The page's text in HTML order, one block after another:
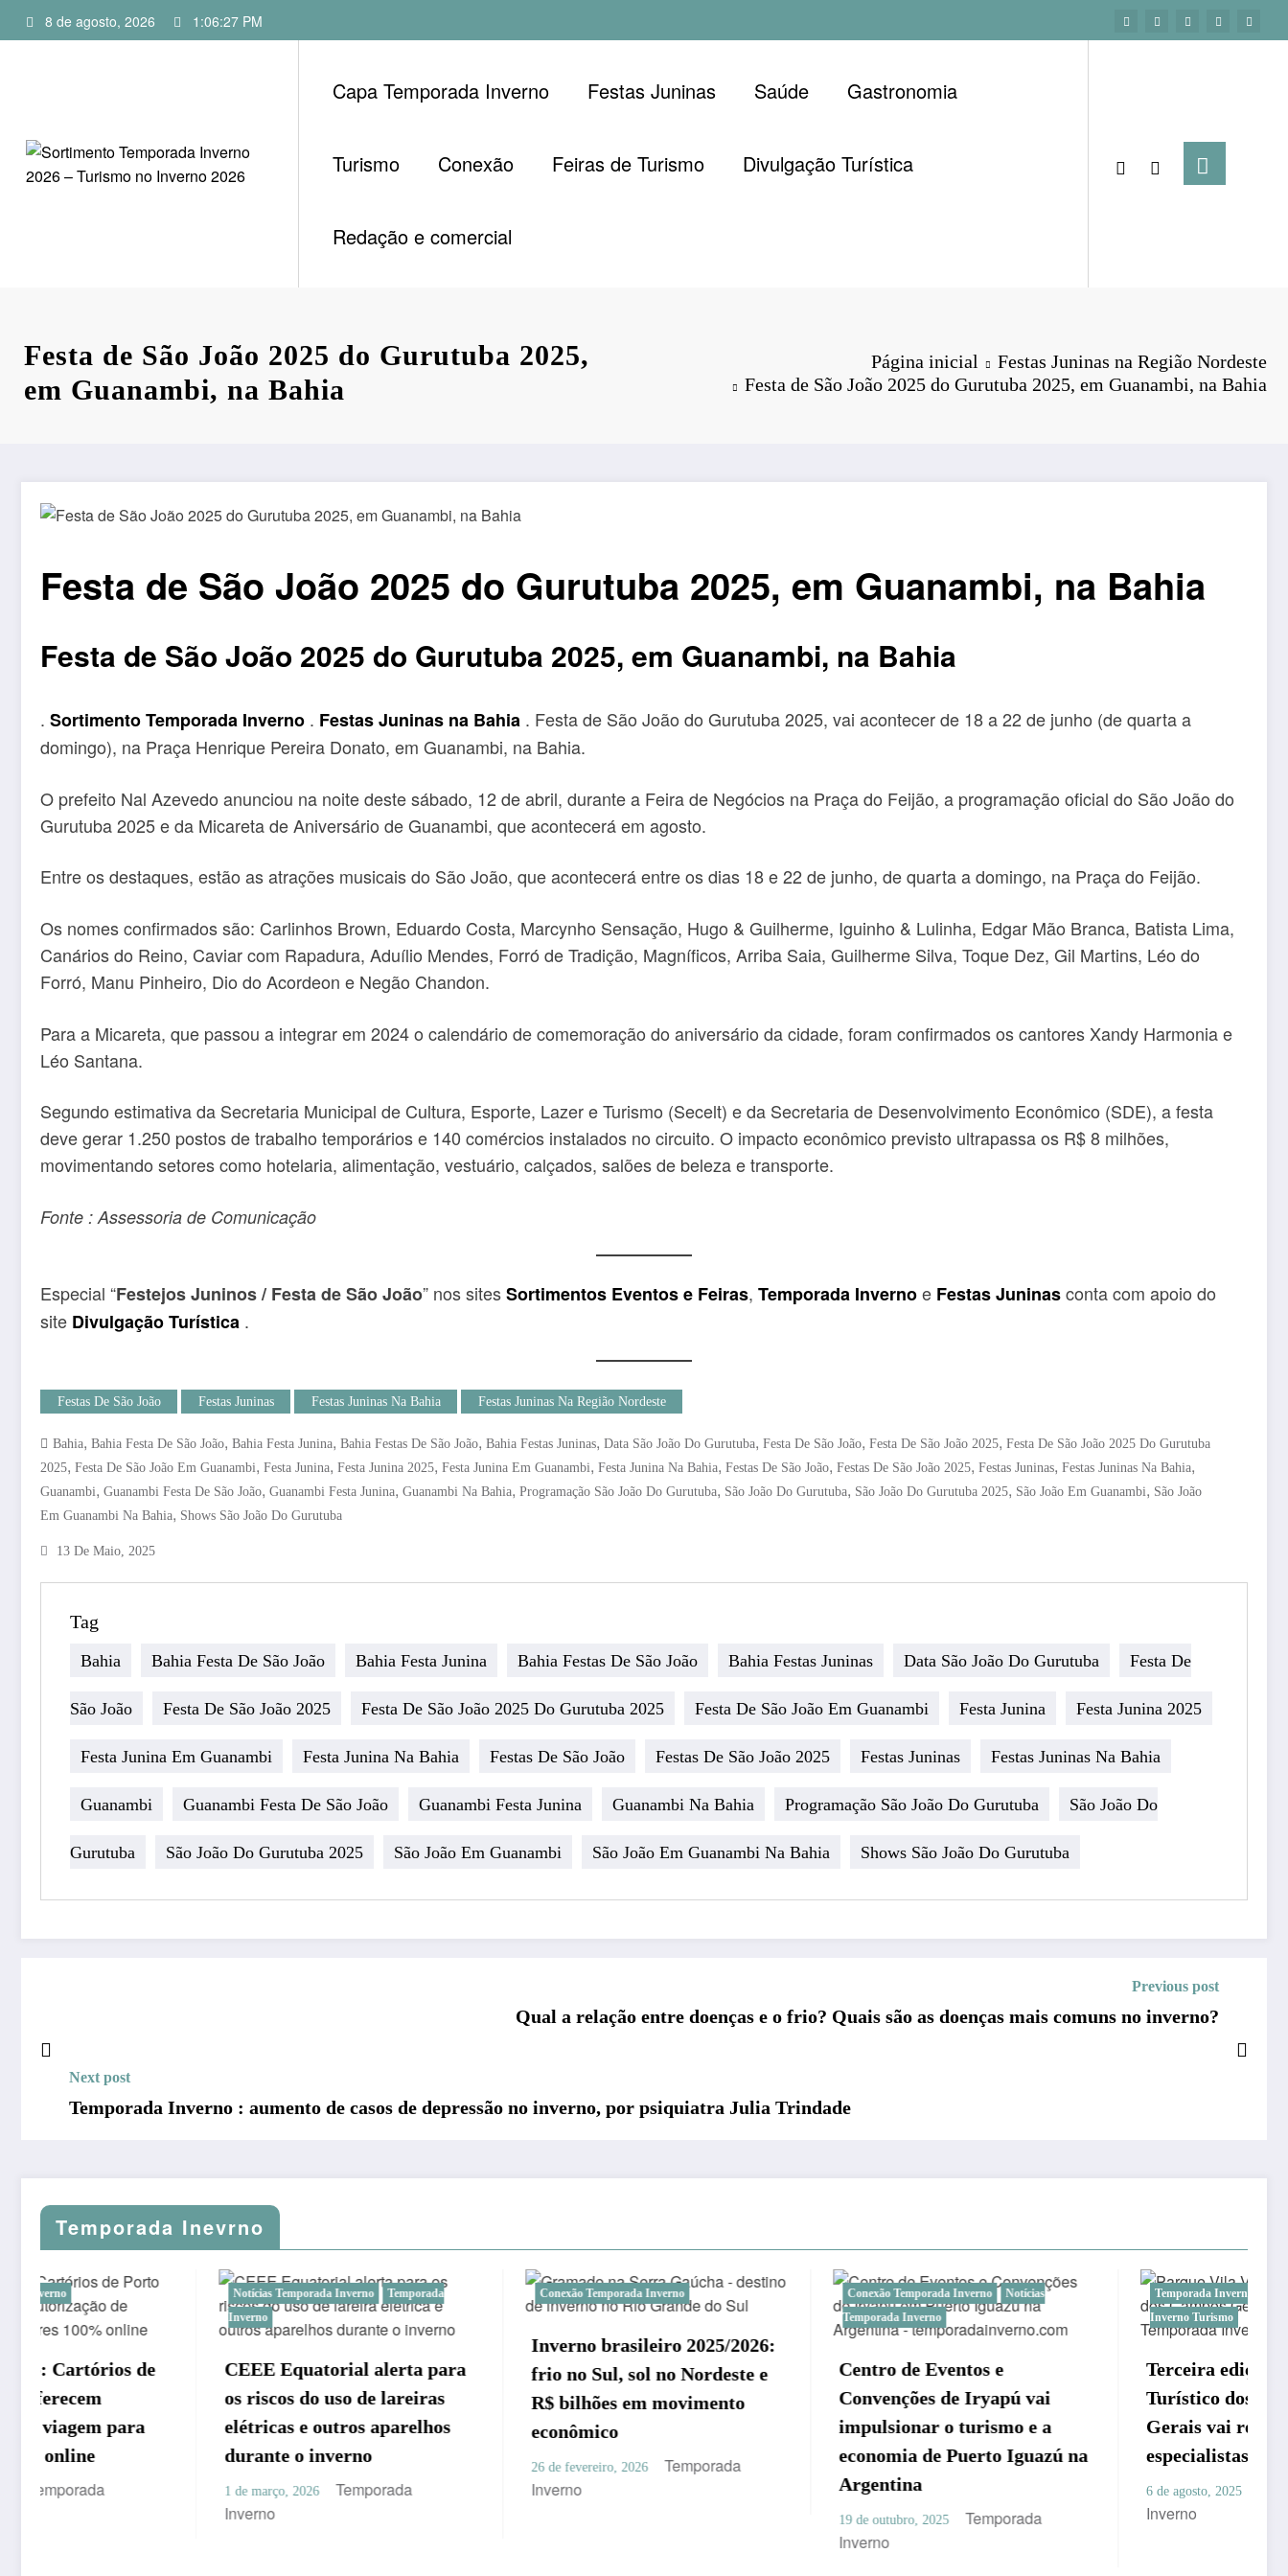
para
8 de agosto, 2026 1:06:28 PM
Capa Temporada Inverno Festas Juninas Saúde Gastronomia
Turismo Conexão Feiras de Turismo Divulgação Turística
Redação e comercial
Festa de São João 2025 do Gurutuba 2025,
em Guanambi, na Bahia
Página inicial
Festas Juninas na Região Nordeste
Festa de São João 2025 do Gurutuba 2025, em Guanambi, na Bahia
Festa de São João 2025 do Gurutuba 2025, em Guanambi, na Bahia
Festa de São João 2025 do Gurutuba 2025, em Guanambi, na Bahia
. Sortimento Temporada Inverno . Festas Juninas na Bahia . Festa de São João do Gurutuba 2025, vai acontecer de 18 a 22 de junho (de quarta a
domingo), na Praça Henrique Pereira Donato, em Guanambi, na Bahia.
O prefeito Nal Azevedo anunciou na noite deste sábado, 12 de abril, durante a Feira de Negócios na Praça do Feijão, a programação oficial do São João do
Gurutuba 2025 e da Micareta de Aniversário de Guanambi, que acontecerá em agosto.
Entre os destaques, estão as atrações musicais do São João, que acontecerá entre os dias 18 e 22 de junho, de quarta a domingo, na Praça do Feijão.
Os nomes confirmados são: Carlinhos Brown, Eduardo Costa, Marcynho Sensação, Hugo & Guilherme, Iguinho & Lulinha, Edgar Mão Branca, Batista Lima,
Canários do Reino, Caviar com Rapadura, Aduílio Mendes, Forró de Tradição, Magníficos, Arriba Saia, Guilherme Silva, Toque Dez, Gil Martins, Léo do
Forró, Manu Pinheiro, Dio do Acordeon e Negão Chandon.
Para a Micareta, que passou a integrar em 2024 o calendário de comemoração do aniversário da cidade, foram confirmados os cantores Xandy Harmonia e
Léo Santana.
Segundo estimativa da Secretaria Municipal de Cultura, Esporte, Lazer e Turismo (Secelt) e da Secretaria de Desenvolvimento Econômico (SDE), a festa
deve gerar 1.250 postos de trabalho temporários e 140 comércios instalados no circuito. O impacto econômico previsto ultrapassa os R$ 8 milhões,
movimentando setores como hotelaria, alimentação, vestuário, calçados, salões de beleza e transporte.
Fonte : Assessoria de Comunicação
Especial “Festejos Juninos / Festa de São João” nos sitesSortimentos Eventos e Feiras, Temporada Invernoe Festas Juninasconta com apoio do
site Divulgação Turística .
Festas De São João Festas Juninas Festas Juninas Na Bahia Festas Juninas Na Região Nordeste
Bahia, Bahia Festa De São João, Bahia Festa Junina, Bahia Festas De São João, Bahia Festas Juninas, Data São João Do Gurutuba, Festa De São João, Festa De São João 2025, Festa De São João 2025 Do Gurutuba
2025, Festa De São João Em Guanambi, Festa Junina, Festa Junina 2025, Festa Junina Em Guanambi, Festa Junina Na Bahia, Festas De São João, Festas De São João 2025, Festas Juninas, Festas Juninas Na Bahia,
Guanambi, Guanambi Festa De São João, Guanambi Festa Junina, Guanambi Na Bahia, Programação São João Do Gurutuba, São João Do Gurutuba, São João Do Gurutuba 2025, São João Em Guanambi, São João
Em Guanambi Na Bahia, Shows São João Do Gurutuba
13 De Maio, 2025
Tag
Bahia Bahia Festa De São João Bahia Festa Junina Bahia Festas De São João Bahia Festas Juninas Data São João Do Gurutuba Festa De
São João Festa De São João 2025 Festa De São João 2025 Do Gurutuba 2025 Festa De São João Em Guanambi Festa Junina Festa Junina 2025
Festa Junina Em Guanambi Festa Junina Na Bahia Festas De São João Festas De São João 2025 Festas Juninas Festas Juninas Na Bahia
Guanambi Guanambi Festa De São João Guanambi Festa Junina Guanambi Na Bahia Programação São João Do Gurutuba São João Do
Gurutuba São João Do Gurutuba 2025 São João Em Guanambi São João Em Guanambi Na Bahia Shows São João Do Gurutuba
Previous post
Qual a relação entre doenças e o frio? Quais são as doenças mais comuns no inverno?
Next post
Temporada Inverno : aumento de casos de depressão no inverno, por psiquiatra Julia Trindade
Temporada Inevrno
Temporada
Inverno
CEEE Equatorial alerta para
os riscos do uso de lareiras
elétricas e outros aparelhos
durante o inverno
1 de março, 2026
Temporada
Conexão Temporada Inverno
Inverno brasileiro 2025/2026:
frio no Sul, sol no Nordeste e
R$ bilhões em movimento
econômico
Temporada
Inverno
Notícias
Centro de Eventos e
Convenções de Iryapú vai
impulsionar o turismo e a
economia de Puerto Iguazú na
Temporada
Temporada Inverno no Paraná
Temporada
Terceira edição do Guia
Turístico dos Campos
Gerais vai reunir jornalistas
especialistas em turismo
Temporada
Inverno